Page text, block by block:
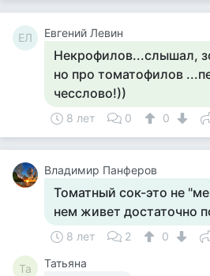
ЕЛ Евгений Левин
Некрофилов...слышал,
но про томатофилов
чесслово!))
8 лет 0 0
Владимир Панферов
Томатный сок-это не
нем живет достаточно
8 лет 2 0
Та Татьяна